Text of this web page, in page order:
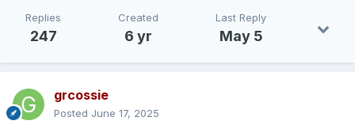
Replies
247
Created
6 yr
Last Reply
May 5
grcossie
Posted June 17, 2025